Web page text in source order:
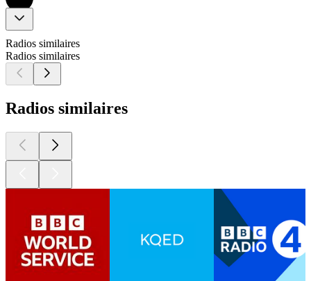
Radios similaires
Radios similaires
Radios similaires